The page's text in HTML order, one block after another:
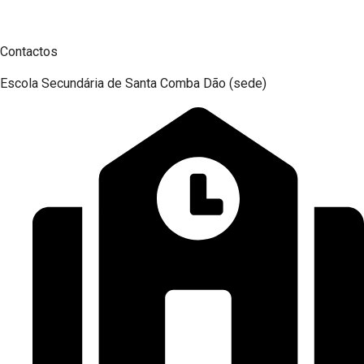
Contactos
Escola Secundária de Santa Comba Dão (sede)